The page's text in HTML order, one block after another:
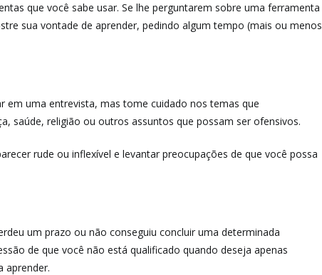
que você sabe usar. Se lhe perguntarem sobre uma ferramenta
sua vontade de aprender, pedindo algum tempo (mais ou menos
em uma entrevista, mas tome cuidado nos temas que
saúde, religião ou outros assuntos que possam ser ofensivos.
rude ou inflexível e levantar preocupações de que você possa
um prazo ou não conseguiu concluir uma determinada
de que você não está qualificado quando deseja apenas
aprender.